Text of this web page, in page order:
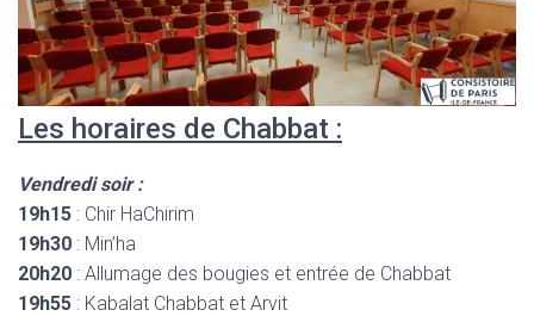
Les horaires de Chabbat :
Vendredi soir :
19h15 : Chir HaChirim
19h30 : Min’ha
20h20 : Allumage des bougies et entrée de Chabbat
19h55 : Kabalat Chabbat et Arvit